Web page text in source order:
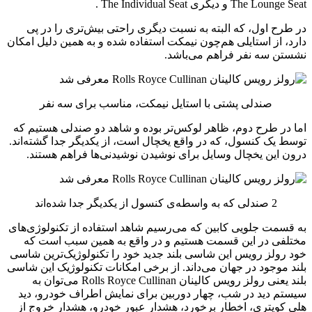
The Lounge Seat و دیگری The Individual Seat .
در طرح اول، که البته به نسبت دیگری راحتی بیش‌تری را در پی
دارد، از استایلی هم‌چون نیمکت استفاده شده و به همین دلیل امکان
نشستن سه نفر فراهم می‌باشد.
صندلی پشتی با استایل نیمکت، مناسب برای سه نفر
اما در طرح دوم، ظاهر لوکس‌تر بوده و شاهد دو صندلی هستیم که
توسط یک کنسول، که در واقع یخچال است، از یکدیگر جدا گشته‌اند.
درون این یخچال وسایل برای نوشیدن نوشیدنی‌ها فراهم هستند.
2 صندلی که به واسطه‌ی کنسول از یکدیگر جدا شده‌اند
به قسمت جلویی کابین که می‌رسیم شاهد استفاده از تکنولوژی‌های
مختلفی در این قسمت هستیم و در واقع به همین سبب است که
خود رولز رویس این شاسی بلند جدید خود را تکنولوژیک‌ترین شاسی
بلند موجود در جهان می‌داند. از برخی امکانات تکنولوژیک این شاسی
بلند یعنی رولز رویس کالینان Rolls Royce Cullinan می‌توان به
سیستم دید در شب، چهار دوربین برای نمایش اطراف خودرو، دید
هلی کوپتری، اخطار برخورد، هشدار عبور خودرو، هشدار خروج از